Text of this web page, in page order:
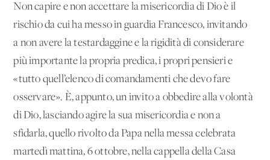
Non capire e non accettare la misericordia di Dio è il
rischio da cui ha messo in guardia Francesco, invitando
a non avere la testardaggine e la rigidità di considerare
più importante la propria predica, i propri pensieri e
«tutto quell’elenco di comandamenti che devo fare
osservare». È, appunto, un invito a obbedire alla volontà
di Dio, lasciando agire la sua misericordia e non a
sfidarla, quello rivolto da Papa nella messa celebrata
martedì mattina, 6 ottobre, nella cappella della Casa